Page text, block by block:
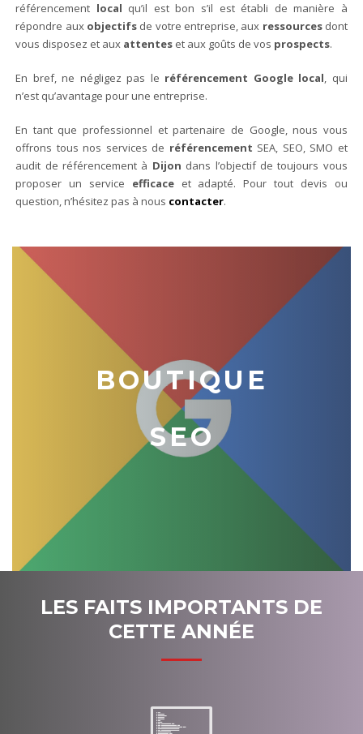
référencement local qu’il est bon s’il est établi de manière à
répondre aux objectifs de votre entreprise, aux ressources dont
vous disposez et aux attentes et aux goûts de vos prospects.
En bref, ne négligez pas le référencement Google local, qui
n’est qu’avantage pour une entreprise.
En tant que professionnel et partenaire de Google, nous vous
offrons tous nos services de référencement SEA, SEO, SMO et
audit de référencement à Dijon dans l’objectif de toujours vous
proposer un service efficace et adapté. Pour tout devis ou
question, n’hésitez pas à nous contacter.
BOUTIQUE
SEO
LES FAITS IMPORTANTS DE
CETTE ANNÉE